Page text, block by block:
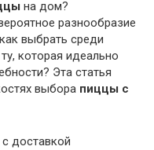
на дом?
разнообразие
выбрать среди
которая идеально
Эта статья
выбора пиццы с